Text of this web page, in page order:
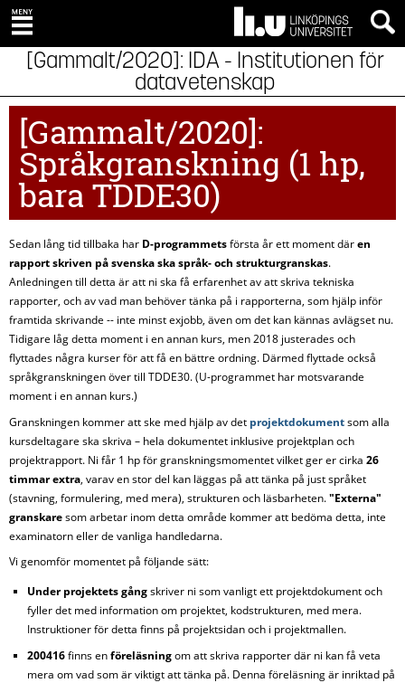
IDA - Institutionen för
datavetenskap
Språkgranskning (1 hp,
bara TDDE30)
Sedan lång tid tillbaka har D-programmetsförsta år ett moment dären
rapport skriven på svenska ska språk- och strukturgranskas.
Anledningen till detta är att ni ska få erfarenhet av att skriva tekniska
rapporter, och av vad man behöver tänka på i rapporterna, som hjälp inför
framtida skrivande -- inte minst exjobb, även om det kan kännas avlägset nu.
Tidigare låg detta moment i en annan kurs, men 2018 justerades och
flyttades några kurser för att få en bättre ordning. Därmed flyttade också
språkgranskningen över till TDDE30. (U-programmet har motsvarande
moment i en annan kurs.)
Granskningen kommer att ske med hjälp av det projektdokumentsom alla
kursdeltagare ska skriva – hela dokumentet inklusive projektplan och
projektrapport. Ni får 1 hp för granskningsmomentet vilket ger er cirka 26
timmar extra, varav en stor del kan läggas på att tänka på just språket
(stavning, formulering, med mera), strukturen och läsbarheten."Externa"
granskaresom arbetar inom detta område kommer att bedöma detta, inte
examinatorn eller de vanliga handledarna.
Vi genomför momentet på följande sätt:
Under projektets gångskriver ni som vanligt ett projektdokument och
fyller det med information om projektet, kodstrukturen, med mera.
Instruktioner för detta finns på projektsidan och i projektmallen.
200416finns enföreläsningom att skriva rapporter där ni kan få veta
mera om vad som är viktigt att tänka på. Denna föreläsning är inriktad på